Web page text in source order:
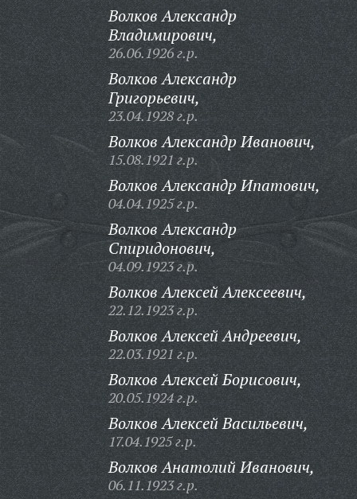
Волков Александр
Владимирович,
26.06.1926 г.р.
Волков Александр
Григорьевич,
23.04.1928 г.р.
Волков Александр Иванович,
15.08.1921 г.р.
Волков Александр Ипатович,
04.04.1925 г.р.
Волков Александр
Спиридонович,
04.09.1923 г.р.
Волков Алексей Алексеевич,
22.12.1923 г.р.
Волков Алексей Андреевич,
22.03.1921 г.р.
Волков Алексей Борисович,
20.05.1924 г.р.
Волков Алексей Васильевич,
17.04.1925 г.р.
Волков Анатолий Иванович,
06.11.1923 г.р.